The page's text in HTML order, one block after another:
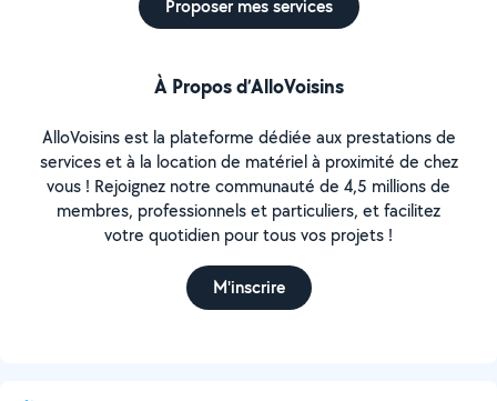
Proposer mes services
À Propos d’AlloVoisins
AlloVoisins est la plateforme dédiée aux prestations de
services et à la location de matériel à proximité de chez
vous ! Rejoignez notre communauté de 4,5 millions de
membres, professionnels et particuliers, et facilitez
votre quotidien pour tous vos projets !
M'inscrire